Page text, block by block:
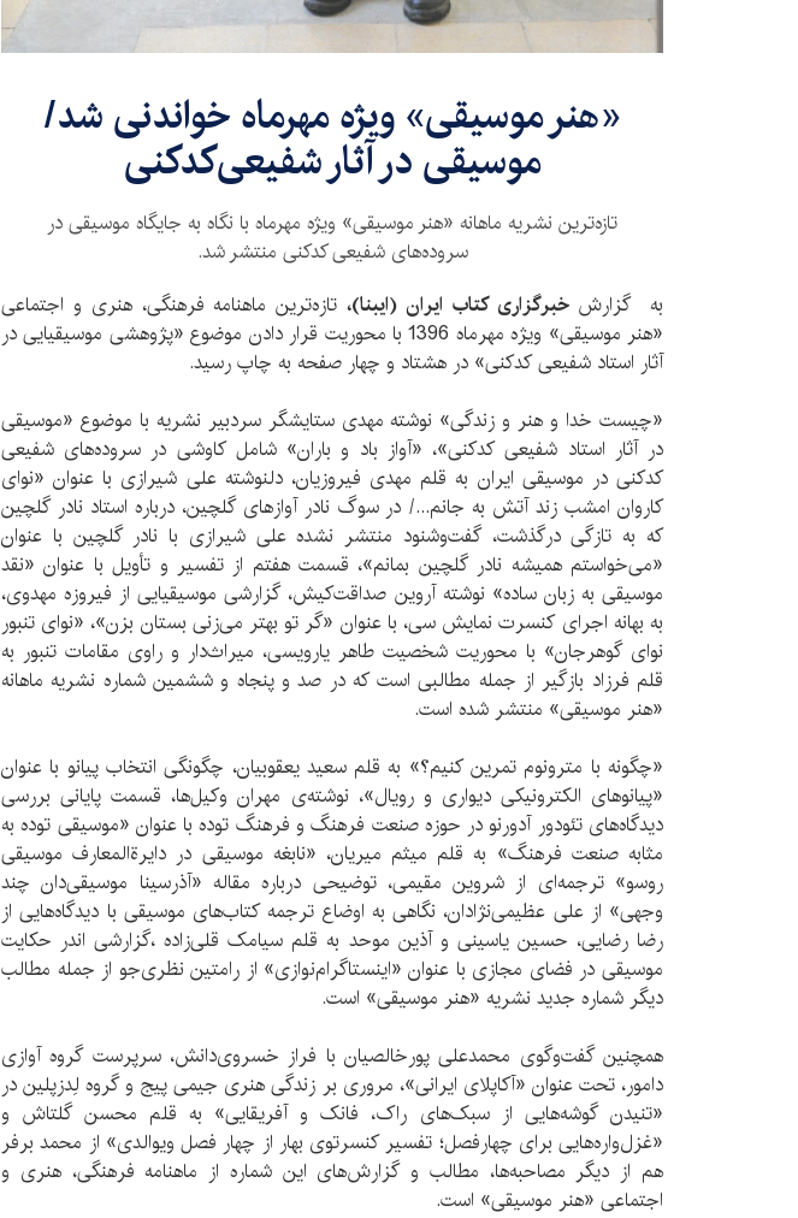
«هنر موسیقی» ویژه مهرماه خواندنی شد/
موسیقی در آثار شفیعی‌کدکنی
تازه‌ترین نشریه ماهانه «هنر موسیقی» ویژه مهر‌ماه با نگاه به جایگاه موسیقی در
سروده‌های شفیعی کدکنی منتشر شد.
به گزارشخبرگزاری کتاب ایران (ایبنا)، تازه‌ترین ماهنامه فرهنگی، هنری و اجتماعی
«هنر موسیقی» ویژه مهرماه 1396 با محوریت قرار دادن موضوع «پژوهشی موسیقیایی در
آثار استاد شفیعی کدکنی» در هشتاد و چهار صفحه به چاپ رسید.
«چیست خدا و هنر و زندگی» نوشته مهدی ستایشگر سردبیر نشریه با موضوع «موسیقی
در آثار استاد شفیعی کدکنی»، «آواز باد و باران» شامل کاوشی در سروده‌های شفیعی
کدکنی در موسیقی ایران به قلم مهدی فیروزیان، دلنوشته علی شیرازی با عنوان «نوای
کاروان امشب زند آتش به جانم.../ در سوگ نادر آوازهای گلچین، درباره استاد نادر گلچین
که به تازگی درگذشت، گفت‌و‌شنود منتشر نشده علی شیرازی با نادر گلچین با عنوان
«می‌خواستم همیشه نادر گلچین بمانم»، قسمت هفتم از تفسیر و تأویل با عنوان «نقد
موسیقی به زبان ساده» نوشته آروین صداقت‌کیش، گزارشی موسیقیایی از فیروزه مهدوی،
به بهانه اجرای کنسرت نمایش سی، با عنوان «گر تو بهتر می‌زنی بستان بزن»، «نوای تنبور
نوای گوهرجان» با محوریت شخصیت طاهر یارویسی، میراث‌دار و راوی مقامات تنبور به
قلم فرزاد بازگیر از جمله مطالبی است که در صد و پنجاه و ششمین شماره نشریه ماهانه
«هنر موسیقی» منتشر شده است.
«چگونه با مترونوم تمرین کنیم؟» به قلم سعید یعقوبیان، چگونگی انتخاب پیانو با عنوان
«پیانوهای الکترونیکی دیواری و رویال»، نوشته‌ی مهران وکیل‌ها، قسمت پایانی بررسی
دیدگاه‌های تئودور آدورنو در حوزه صنعت فرهنگ و فرهنگ توده با عنوان «موسیقی توده به
مثابه صنعت فرهنگ» به قلم میثم میریان، «نابغه موسیقی در دایرة‌المعارف موسیقی
روسو» ترجمه‌ای از شروین مقیمی، توضیحی درباره مقاله «آذرسینا موسیقی‌دان چند
وجهی» از علی عظیمی‌نژادان، نگاهی به اوضاع ترجمه کتاب‌های موسیقی با دیدگاه‌هایی از
رضا رضایی، حسین یاسینی و آذین موحد به قلم سیامک قلی‌زاده ،گزارشی اندر حکایت
موسیقی در فضای مجازی با عنوان «اینستاگرام‌نوازی» از رامتین نظری‌جو از جمله مطالب
دیگر شماره جدید نشریه «هنر موسیقی» است.
همچنین گفت‌وگوی محمدعلی پورخالصیان با فراز خسروی‌دانش، سرپرست گروه آوازی
دامور، تحت عنوان «آکاپلای ایرانی»، مروری بر زندگی هنری جیمی پیج و گروه لِدزپلین در
«تنیدن گوشه‌هایی از سبک‌های راک، فانک و آفریقایی» به قلم محسن گلتاش و
«غزل‌واره‌هایی برای چهارفصل؛ تفسیر کنسرتوی بهار از چهار فصل ویوالدی» از محمد برفر
هم از دیگر مصاحبه‌ها، مطالب و گزارش‌های این شماره از ماهنامه فرهنگی، هنری و
اجتماعی «هنر موسیقی» است.